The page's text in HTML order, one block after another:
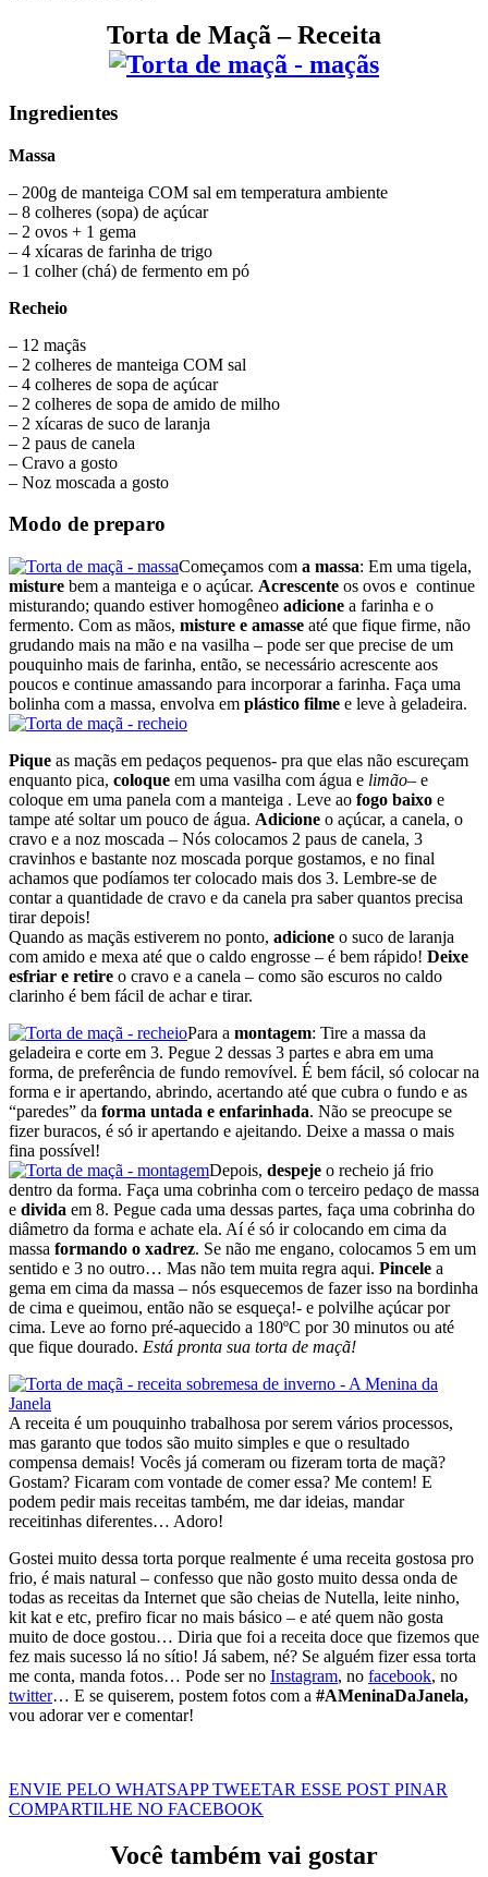
Torta de Maçã – Receita
Ingredientes
Massa
– 200g de manteiga COM sal em temperatura ambiente
– 8 colheres (sopa) de açúcar
– 2 ovos + 1 gema
– 4 xícaras de farinha de trigo
– 1 colher (chá) de fermento em pó
Recheio
– 12 maçãs
– 2 colheres de manteiga COM sal
– 4 colheres de sopa de açúcar
– 2 colheres de sopa de amido de milho
– 2 xícaras de suco de laranja
– 2 paus de canela
– Cravo a gosto
– Noz moscada a gosto
Modo de preparo
Começamos com a massa: Em uma tigela,
misture bem a manteiga e o açúcar. Acrescente os ovos e continue
misturando; quando estiver homogêneo adicione a farinha e o
fermento. Com as mãos, misture e amasse até que fique firme, não
grudando mais na mão e na vasilha – pode ser que precise de um
pouquinho mais de farinha, então, se necessário acrescente aos
poucos e continue amassando para incorporar a farinha. Faça uma
bolinha com a massa, envolva em plástico filme e leve à geladeira.
Pique as maçãs em pedaços pequenos- pra que elas não escureçam
enquanto pica, coloque em uma vasilha com água e limão– e
coloque em uma panela com a manteiga . Leve ao fogo baixo e
tampe até soltar um pouco de água. Adicione o açúcar, a canela, o
cravo e a noz moscada – Nós colocamos 2 paus de canela, 3
cravinhos e bastante noz moscada porque gostamos, e no final
achamos que podíamos ter colocado mais dos 3. Lembre-se de
contar a quantidade de cravo e da canela pra saber quantos precisa
tirar depois!
Quando as maçãs estiverem no ponto, adicione o suco de laranja
com amido e mexa até que o caldo engrosse – é bem rápido! Deixe
esfriar e retire o cravo e a canela – como são escuros no caldo
clarinho é bem fácil de achar e tirar.
Para a montagem: Tire a massa da
geladeira e corte em 3. Pegue 2 dessas 3 partes e abra em uma
forma, de preferência de fundo removível. É bem fácil, só colocar na
forma e ir apertando, abrindo, acertando até que cubra o fundo e as
“paredes” da forma untada e enfarinhada. Não se preocupe se
fizer buracos, é só ir apertando e ajeitando. Deixe a massa o mais
fina possível!
Depois, despeje o recheio já frio
dentro da forma. Faça uma cobrinha com o terceiro pedaço de massa
e divida em 8. Pegue cada uma dessas partes, faça uma cobrinha do
diâmetro da forma e achate ela. Aí é só ir colocando em cima da
massa formando o xadrez. Se não me engano, colocamos 5 em um
sentido e 3 no outro… Mas não tem muita regra aqui. Pincele a
gema em cima da massa – nós esquecemos de fazer isso na bordinha
de cima e queimou, então não se esqueça!- e polvilhe açúcar por
cima. Leve ao forno pré-aquecido a 180ºC por 30 minutos ou até
que fique dourado. Está pronta sua torta de maçã!
A receita é um pouquinho trabalhosa por serem vários processos,
mas garanto que todos são muito simples e que o resultado
compensa demais! Vocês já comeram ou fizeram torta de maçã?
Gostam? Ficaram com vontade de comer essa? Me contem! E
podem pedir mais receitas também, me dar ideias, mandar
receitinhas diferentes… Adoro!
Gostei muito dessa torta porque realmente é uma receita gostosa pro
frio, é mais natural – confesso que não gosto muito dessa onda de
todas as receitas da Internet que são cheias de Nutella, leite ninho,
kit kat e etc, prefiro ficar no mais básico – e até quem não gosta
muito de doce gostou… Diria que foi a receita doce que fizemos que
fez mais sucesso lá no sítio! Já sabem, né? Se alguém fizer essa torta
me conta, manda fotos… Pode ser no Instagram, no facebook, no
twitter… E se quiserem, postem fotos com a #AMeninaDaJanela,
vou adorar ver e comentar!
ENVIE PELO WHATSAPPTWEETAR ESSE POST PINAR
COMPARTILHE NO FACEBOOK
Você também vai gostar